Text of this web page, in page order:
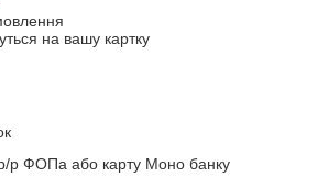
на вашу картку
р ФОПа або карту Моно банку